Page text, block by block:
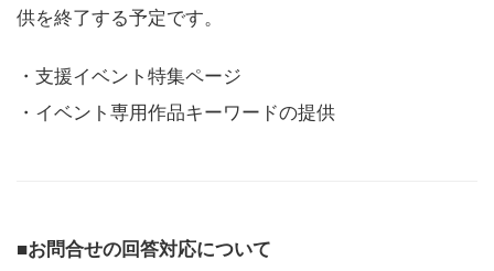
供を終了する予定です。
・支援イベント特集ページ
・イベント専用作品キーワードの提供
■お問合せの回答対応について